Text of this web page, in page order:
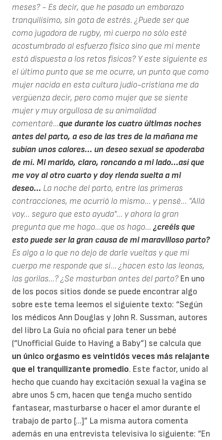
meses? - Es decir, que he pasado un embarazo
tranquilísimo, sin gota de estrés. ¿Puede ser que
como jugadora de rugby, mi cuerpo no sólo esté
acostumbrado al esfuerzo físico sino que mi mente
está dispuesta a los retos físicos? Y este siguiente es
el último punto que se me ocurre, un punto que como
mujer nacida en esta cultura judío-cristiana me da
vergüenza decir, pero como mujer que se siente
mujer y muy orgullosa de su animalidad
comentaré...que durante los cuatro últimas noches
antes del parto, a eso de las tres de la mañana me
subían unos calores... un deseo sexual se apoderaba
de mí. Mi marido, claro, roncando a mi lado...así que
me voy al otro cuarto y doy rienda suelta a mi
deseo... La noche del parto, entre las primeras
contracciones, me ocurrió lo mismo... y pensé... "Allá
voy... seguro que esto ayuda"... y ahora la gran
pregunta que me hago...que os hago... ¿creéis que
esto puede ser la gran causa de mi maravilloso parto?
Es algo a lo que no dejo de darle vueltas y que mi
cuerpo me responde que sí... ¿hacen esto las leonas,
las gorilas...? ¿Se masturban antes del parto? En uno
de los pocos sitios donde se puede encontrar algo
sobre este tema leemos el siguiente texto: “Según
los médicos Ann Douglas y John R. Sussman, autores
del libro La Guía no oficial para tener un bebé
(“Unofficial Guide to Having a Baby”) se calcula que
un único orgasmo es veintidós veces más relajante
que el tranquilizante promedio. Este factor, unido al
hecho que cuando hay excitación sexual la vagina se
abre unos 5 cm, hacen que tenga mucho sentido
fantasear, masturbarse o hacer el amor durante el
trabajo de parto [...]” La misma autora comenta
además en una entrevista televisiva lo siguiente: “En